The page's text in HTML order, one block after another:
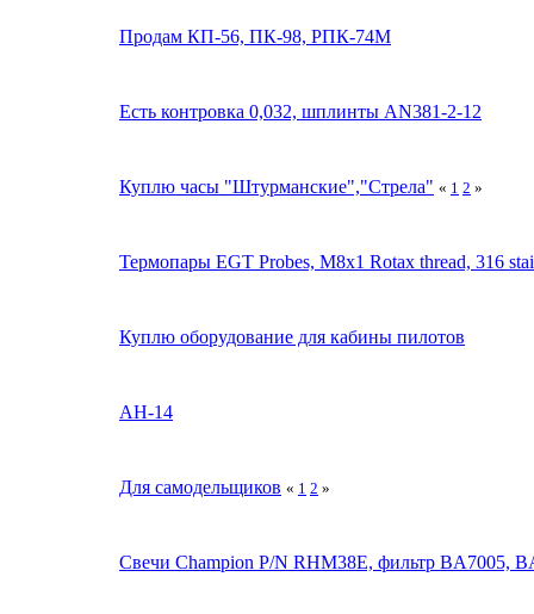
Продам КП-56, ПК-98, РПК-74М
Есть контровка 0,032, шплинты AN381-2-12
Куплю часы "Штурманские","Стрела" « 1 2 »
Термопары EGT Probes, M8x1 Rotax thread, 316
Куплю оборудование для кабины пилотов
АН-14
Для самодельщиков « 1 2 »
Свечи Champion P/N RHM38E, фильтр BA7005,